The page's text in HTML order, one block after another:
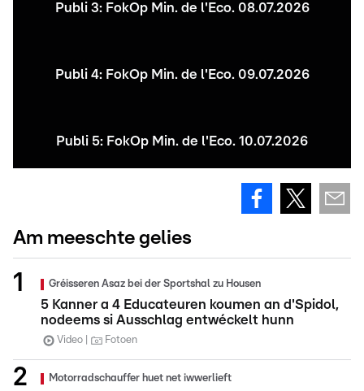
Publi 3: FokOp Min. de l'Eco. 08.07.2026
Publi 4: FokOp Min. de l'Eco. 09.07.2026
Publi 5: FokOp Min. de l'Eco. 10.07.2026
Am meeschte gelies
Gréisseren Asaz bei der Sportshal zu Housen
5 Kanner a 4 Educateuren koumen an d'Spidol,
nodeems si Ausschlag entwéckelt hunn
Video Fotoen
Motorradschauffer huet net iwwerlieft